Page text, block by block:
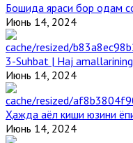
Бошида яраси бор одам
Июнь 14, 2024
3-Suhbat | Haj
Июнь 14, 2024
Ҳажда аёл киши юзини
Июнь 14, 2024